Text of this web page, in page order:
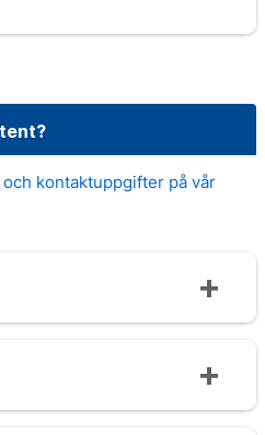
kontaktuppgifter på vår